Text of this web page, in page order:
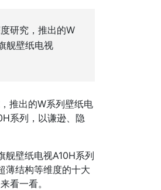
研究，推出的W
舰壁纸电视
推出的W系列壁纸电
系列，以谦逊、隐
舰壁纸电视A10H系列
薄结构等维度的十大
看一看。